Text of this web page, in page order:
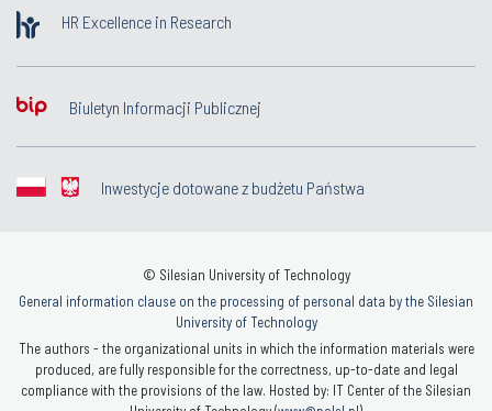
HR Excellence in Research
Biuletyn Informacji Publicznej
Inwestycje dotowane z budżetu Państwa
© Silesian University of Technology
General information clause on the processing of personal data by the Silesian
University of Technology
The authors - the organizational units in which the information materials were
produced, are fully responsible for the correctness, up-to-date and legal
compliance with the provisions of the law. Hosted by: IT Center of the Silesian